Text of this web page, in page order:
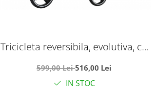
Tricicleta reversibila, evolutiva, cu
lumini si muzica, SL06 gri
599,00 Lei516,00 Lei
IN STOC